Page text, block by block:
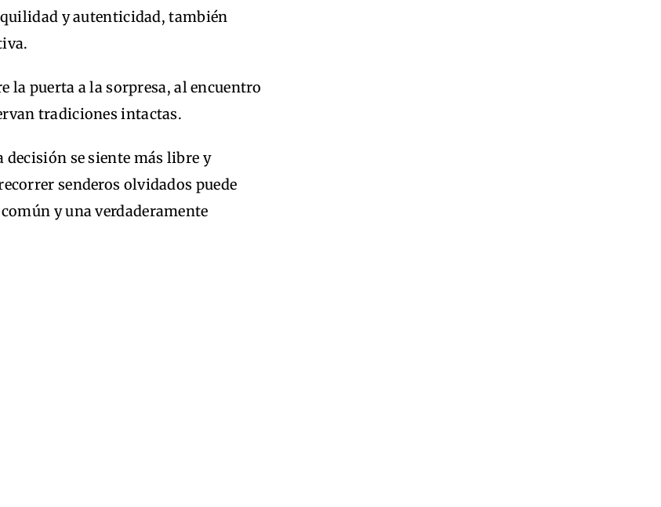
y autenticidad, también
la puerta a la sorpresa, al encuentro
tradiciones intactas.
decisión se siente más libre y
senderos olvidados puede
y una verdaderamente